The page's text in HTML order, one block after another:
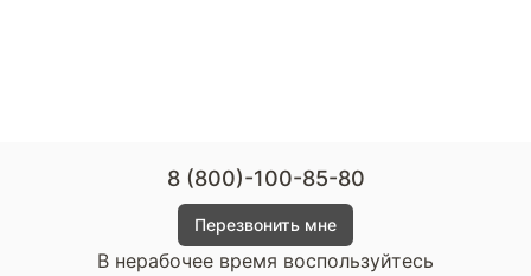
8 (800)-100-85-80
Перезвонить мне
В нерабочее время воспользуйтесь